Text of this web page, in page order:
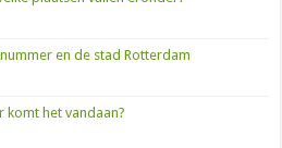
en de stad Rotterdam
komt het vandaan?